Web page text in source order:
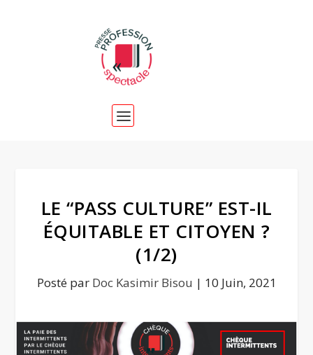
LE “PASS CULTURE” EST-IL
ÉQUITABLE ET CITOYEN ?
(1/2)
Posté par Doc Kasimir Bisou | 10 Juin, 2021